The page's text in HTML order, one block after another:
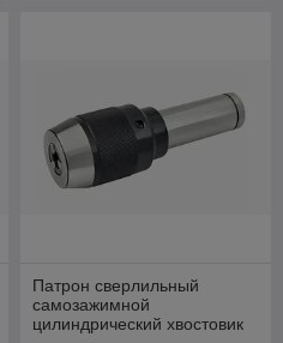
Патрон сверлильный
самозажимной
цилиндрический хвостовик